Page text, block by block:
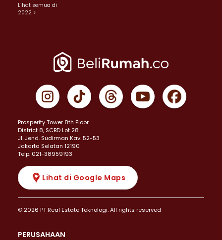
Lihat semua di
2022 >
Prosperity Tower 8th Floor
District 8, SCBD Lot 28
JI. Jend. Sudirman Kav. 52-53
Jakarta Selatan 12190
Telp: 021-38959193
Lihat di Google Maps
© 2026 PT Real Estate Teknologi. All rights reserved
PERUSAHAAN